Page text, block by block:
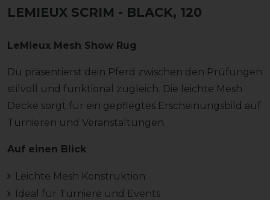
LEMIEUX SCRIM - BLACK, 120
LeMieux Mesh Show Rug
Du präsentierst dein Pferd zwischen den Prüfungen
stilvoll und funktional zugleich. Die leichte Mesh
Decke sorgt für ein gepflegtes Erscheinungsbild auf
Turnieren und Veranstaltungen.
Auf einen Blick
Leichte Mesh Konstruktion
Ideal für Turniere und Events